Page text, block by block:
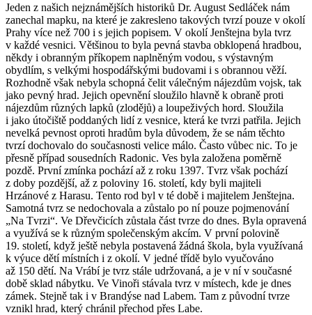
Jeden z našich nejznámějších historiků Dr. August Sedláček nám
zanechal mapku, na které je zakresleno takových tvrzí pouze v okolí
Prahy více než 700 i s jejich popisem. V okolí Jenštejna byla tvrz
v každé vesnici. Většinou to byla pevná stavba obklopená hradbou,
někdy i obranným příkopem naplněným vodou, s výstavným
obydlím, s velkými hospodářskými budovami i s obrannou věží.
Rozhodně však nebyla schopná čelit válečným nájezdům vojsk, tak
jako pevný hrad. Jejich opevnění sloužilo hlavně k obraně proti
nájezdům různých lapků (zlodějů) a loupeživých hord. Sloužila
i jako útočiště poddaných lidí z vesnice, která ke tvrzi patřila. Jejich
nevelká pevnost oproti hradům byla důvodem, že se nám těchto
tvrzí dochovalo do současnosti velice málo. Často vůbec nic. To je
přesně případ sousedních Radonic. Ves byla založena poměrně
pozdě. První zmínka pochází až z roku 1397. Tvrz však pochází
z doby pozdější, až z poloviny 16. století, kdy byli majiteli
Hrzánové z Harasu. Tento rod byl v té době i majitelem Jenštejna.
Samotná tvrz se nedochovala a zůstalo po ní pouze pojmenování
„Na Tvrzi“. Ve Dřevčicích zůstala část tvrze do dnes. Byla opravená
a využívá se k různým společenským akcím. V první polovině
19. století, když ještě nebyla postavená žádná škola, byla využívaná
k výuce dětí místních i z okolí. V jedné třídě bylo vyučováno
až 150 dětí. Na Vrábí je tvrz stále udržovaná, a je v ní v současné
době sklad nábytku. Ve Vinoři stávala tvrz v místech, kde je dnes
zámek. Stejně tak i v Brandýse nad Labem. Tam z původní tvrze
vznikl hrad, který chránil přechod přes Labe.